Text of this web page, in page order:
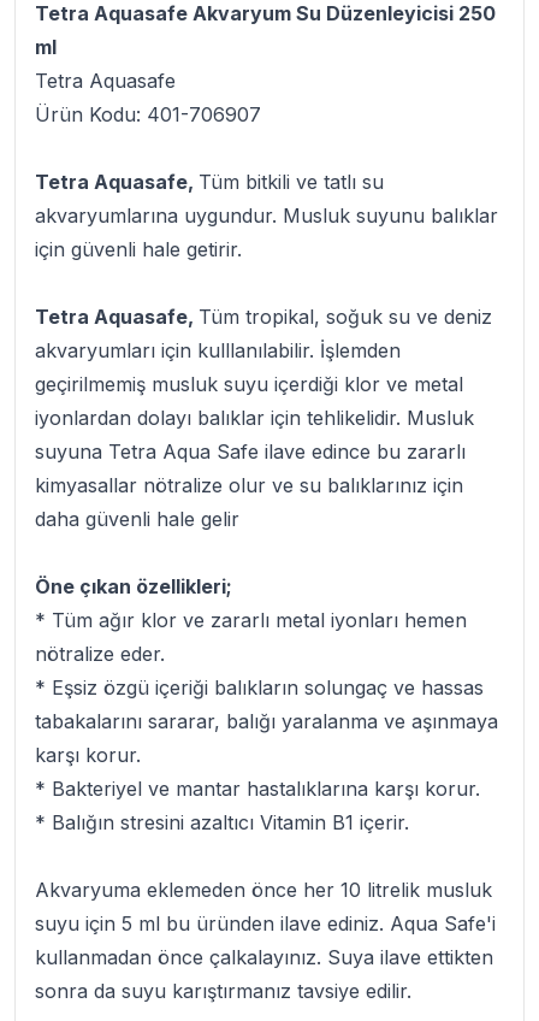
Tetra Aquasafe Akvaryum Su Düzenleyicisi 250
ml
Tetra Aquasafe
Ürün Kodu: 401-706907
Tetra Aquasafe, Tüm bitkili ve tatlı su
akvaryumlarına uygundur. Musluk suyunu balıklar
için güvenli hale getirir.
Tetra Aquasafe, Tüm tropikal, soğuk su ve deniz
akvaryumları için kulllanılabilir. İşlemden
geçirilmemiş musluk suyu içerdiği klor ve metal
iyonlardan dolayı balıklar için tehlikelidir. Musluk
suyuna Tetra Aqua Safe ilave edince bu zararlı
kimyasallar nötralize olur ve su balıklarınız için
daha güvenli hale gelir
Öne çıkan özellikleri;
* Tüm ağır klor ve zararlı metal iyonları hemen
nötralize eder.
* Eşsiz özgü içeriği balıkların solungaç ve hassas
tabakalarını sararar, balığı yaralanma ve aşınmaya
karşı korur.
* Bakteriyel ve mantar hastalıklarına karşı korur.
* Balığın stresini azaltıcı Vitamin B1 içerir.
Akvaryuma eklemeden önce her 10 litrelik musluk
suyu için 5 ml bu üründen ilave ediniz. Aqua Safe'i
kullanmadan önce çalkalayınız. Suya ilave ettikten
sonra da suyu karıştırmanız tavsiye edilir.